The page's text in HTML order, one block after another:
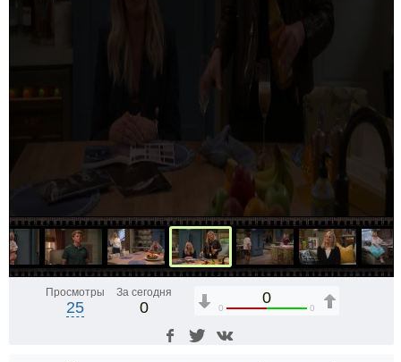
Просмотры
25
За сегодня
0
0
0 0